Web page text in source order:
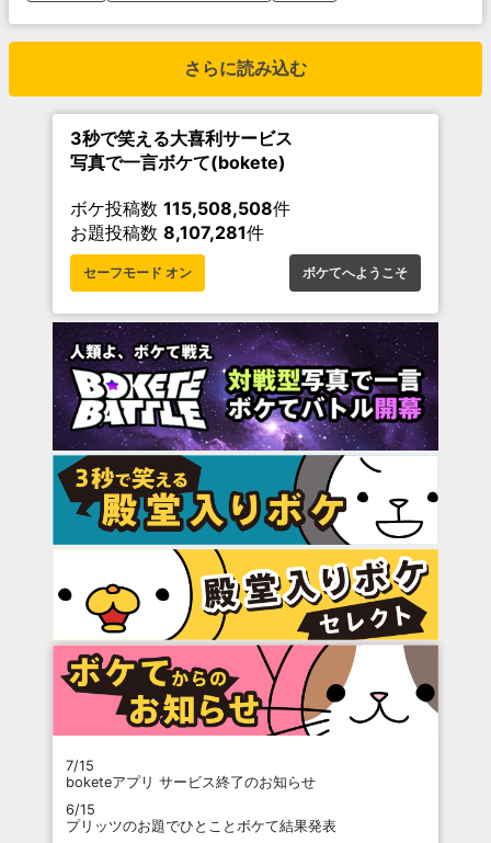
さらに読み込む
3秒で笑える大喜利サービス
写真で一言ボケて(bokete)
ボケ投稿数 115,508,508件
お題投稿数 8,107,281件
セーフモード オン ボケてへようこそ
7/15
boketeアプリ サービス終了のお知らせ
6/15
プリッツのお題でひとことボケて結果発表